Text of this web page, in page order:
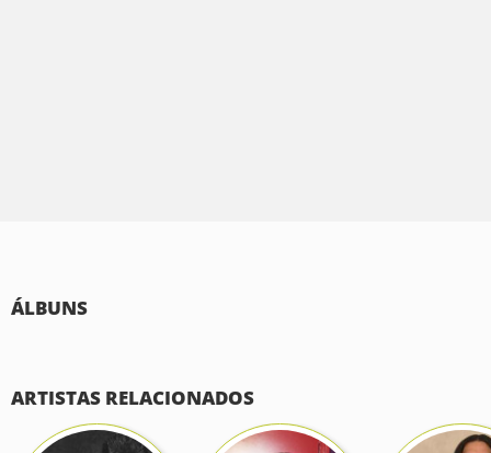
ÁLBUNS
ARTISTAS RELACIONADOS